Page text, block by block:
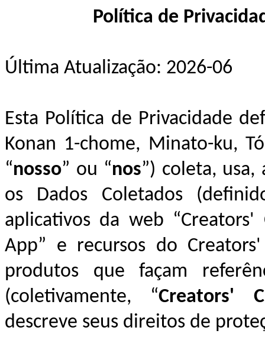
Política de
Última Atualização: 2026-06
Esta Política de Privacidade
Konan 1-chome, Minato-ku,
“nosso” ou “nos”) coleta, usa,
os Dados Coletados
aplicativos da web “Creators'
App” e recursos do
produtos que façam
(coletivamente, “Creators'
descreve seus direitos de